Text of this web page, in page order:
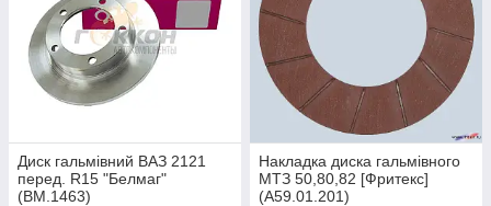
Диск гальмівний ВАЗ 2121
перед. R15 "Белмаг"
(BM.1463)
Накладка диска гальмівного
МТЗ 50,80,82 [Фритекс]
(А59.01.201)